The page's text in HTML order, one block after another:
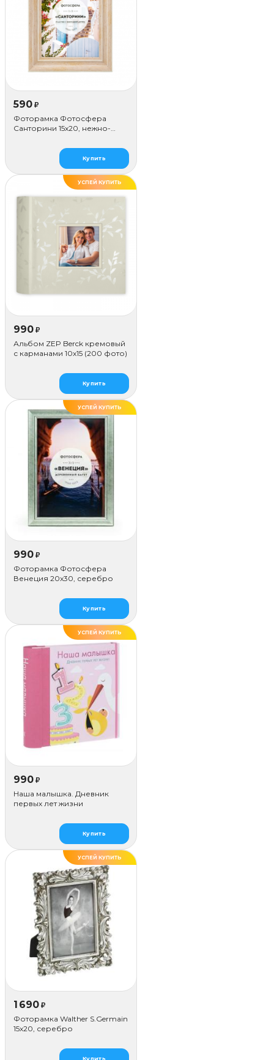
590 ₽
Фоторамка Фотосфера
Санторини 15x20, нежно-
Купить
УСПЕЙ КУПИТЬ
990 ₽
Альбом ZEP Berck кремовый
с карманами 10x15 (200 фото)
Купить
УСПЕЙ КУПИТЬ
ДЕЛАЕМ САМИ
990 ₽
Фоторамка Фотосфера
Венеция 20x30, серебро
Купить
УСПЕЙ КУПИТЬ
990 ₽
Наша малышка. Дневник
первых лет жизни
Купить
УСПЕЙ КУПИТЬ
1 690 ₽
Фоторамка Walther S.Germain
15x20, серебро
Купить